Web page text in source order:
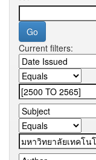
Current filters: